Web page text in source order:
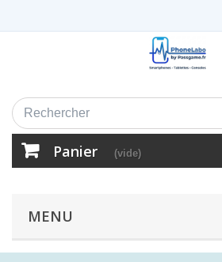
Panier (vide)
MENU